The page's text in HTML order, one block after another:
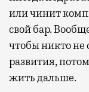
или чинит
свой бар.
чтобы никто не
развития,
жить дальше.